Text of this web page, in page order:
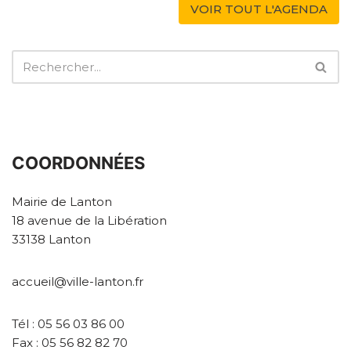
VOIR TOUT L'AGENDA
COORDONNÉES
Mairie de Lanton
18 avenue de la Libération
33138 Lanton
accueil@ville-lanton.fr
Tél : 05 56 03 86 00
Fax : 05 56 82 82 70